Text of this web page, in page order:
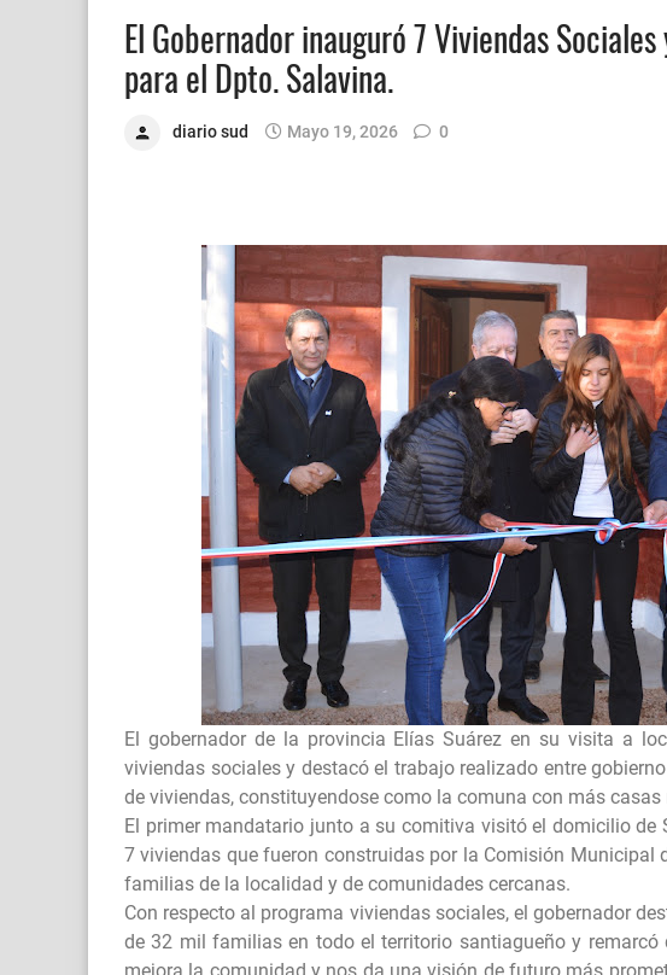
El Gobernador inauguró 7 Viviendas
para el Dpto. Salavina.
diario sud Mayo 19, 2026 0
El gobernador de la provincia Elías Suárez en su visita a
viviendas sociales y destacó el trabajo realizado entre
de viviendas, constituyendose como la comuna con más casas
El primer mandatario junto a su comitiva visitó el domicilio de
7 viviendas que fueron construidas por la Comisión Municipal
familias de la localidad y de comunidades cercanas.
Con respecto al programa viviendas sociales, el gobernador
de 32 mil familias en todo el territorio santiagueño y